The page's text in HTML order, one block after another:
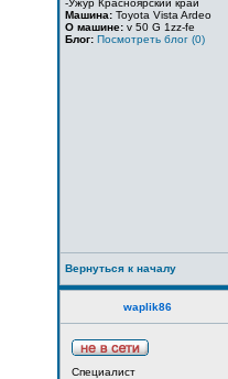
-Ужур Красноярский край
Машина: Toyota Vista Ardeo
О машине: v 50 G 1zz-fe
Блог: Посмотреть блог (0)
Вернуться к началу
waplik86
Специалист